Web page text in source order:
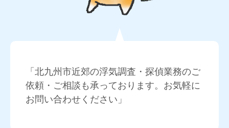
「北九州市近郊の浮気調査・探偵業務のご
依頼・ご相談も承っております。お気軽に
お問い合わせください」